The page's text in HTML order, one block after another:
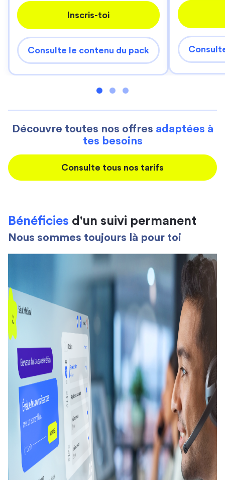
Inscris-toi
Consulte le contenu du pack
Découvre toutes nos offres adaptées à
tes besoins
Consulte tous nos tarifs
Bénéficies d'un suivi permanent
Nous sommes toujours là pour toi